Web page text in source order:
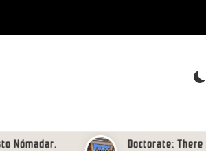
Doctorate: There is